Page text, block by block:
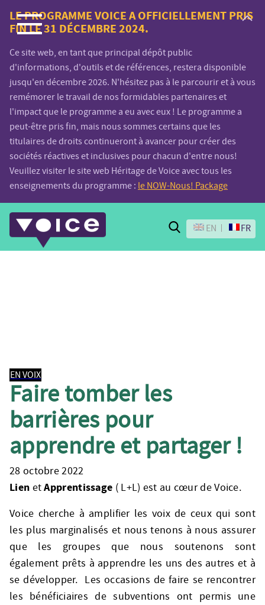
Voice.Global
website
LE PROGRAMME VOICE A OFFICIELLEMENT PRIS
FIN LE 31 DÉCEMBRE 2024.
Ce site web, en tant que principal dépôt public
d'informations, d'outils et de références, restera disponible
jusqu'en décembre 2026. N'hésitez pas à le parcourir et à vous
remémorer le travail de nos formidables partenaires et
l'impact que le programme a eu avec eux ! Le programme a
peut-être pris fin, mais nous sommes certains que les
titulaires de droits continueront à avancer pour créer des
sociétés réactives et inclusives pour chacun d'entre nous!
Veuillez visiter le site web Héritage de Voice avec tous les
enseignements du programme : le NOW-Nous! Package
Search
EN FR
EN VOIX
Faire tomber les
barrières pour
apprendre et partager !
28 octobre 2022
Lien etApprentissage ( L+L) est au cœur de Voice.
Voice cherche à amplifier les voix de ceux qui sont
les plus marginalisés et nous tenons à nous assurer
que les groupes que nous soutenons sont
également prêts à apprendre les uns des autres et à
se développer. Les occasions de faire se rencontrer
les bénéficiaires de subventions ont permis une